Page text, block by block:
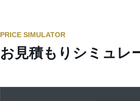
PRICE SIMULATOR
お見積もりシミュレ